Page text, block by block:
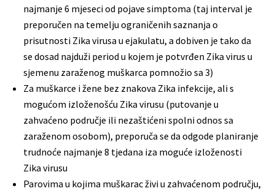
najmanje 6 mjeseci od pojave simptoma (taj interval je
preporučen na temelju ograničenih saznanja o
prisutnosti Zika virusa u ejakulatu, a dobiven je tako da
se dosad najduži period u kojem je potvrđen Zika virus u
sjemenu zaraženog muškarca pomnožio sa 3)
Za muškarce i žene bez znakova Zika infekcije, ali s
mogućom izloženošću Zika virusu (putovanje u
zahvaćeno područje ili nezaštićeni spolni odnos sa
zaraženom osobom), preporuča se da odgode planiranje
trudnoće najmanje 8 tjedana iza moguće izloženosti
Zika virusu
Parovima u kojima muškarac živi u zahvaćenom području,